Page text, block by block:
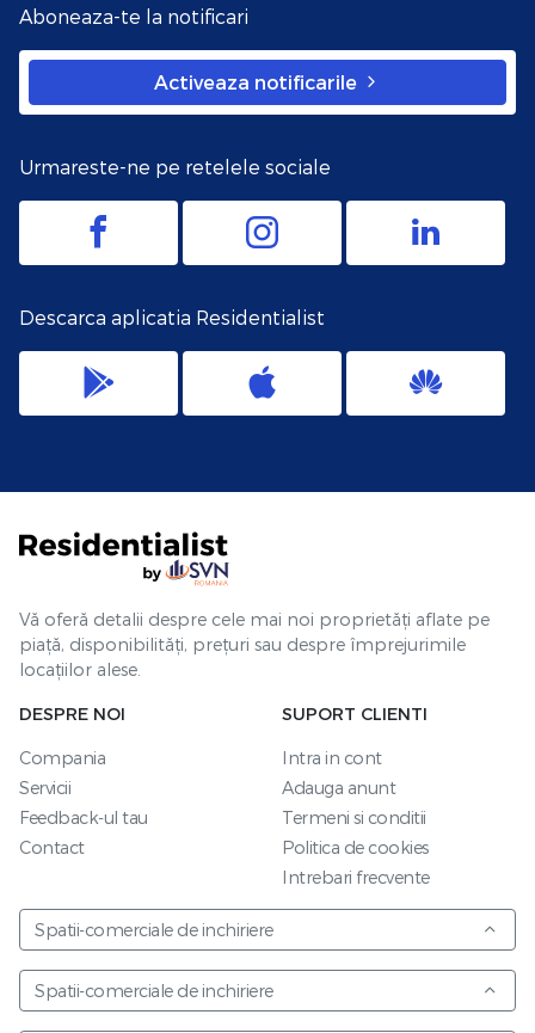
Aboneaza-te la notificari
Activeaza notificarile
Urmareste-ne pe retelele sociale
Descarca aplicatia Residentialist
Vă oferă detalii despre cele mai noi proprietăți aflate pe
piață, disponibilități, prețuri sau despre împrejurimile
locațiilor alese.
DESPRE NOI
Compania
Servicii
Feedback-ul tau
Contact
SUPORT CLIENTI
Intra in cont
Adauga anunt
Termeni si conditii
Politica de cookies
Intrebari frecvente
Spatii-comerciale de inchiriere
Spatii-comerciale de inchiriere